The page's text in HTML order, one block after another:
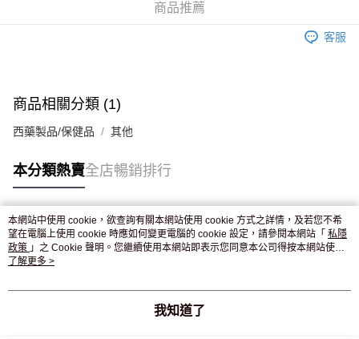
付款後門市自取，訂單確認後2-4個工作天到店，7天內取。逾期後
商品推薦
客服
商品相關分類 (1)
西藥製品/保健品 其他
本分類熱賣全店暢銷排行
熱門標籤
熱銷排行
本網站中使用 cookie，欲查詢有關本網站使用 cookie 方式之詳情，及若您不希
望在電腦上使用 cookie 時應如何變更電腦的 cookie 設定，請參閱本網站「 私隱
政策 」之 Cookie 聲明。您繼續使用本網站即表示您同意本公司得按本網站使用
條款之 Cookie 聲明使用 cookie。
了解更多 >
我知道了